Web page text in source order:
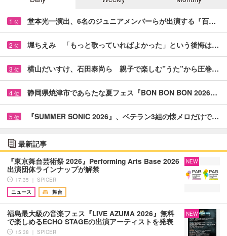
1 位 堂本光一演出、6名のジュニアメンバーらが出演する『百…
2 位 堀ちえみ 「もっと歌っていればよかった」という後悔は…
3 位 横山だいすけ、石田泰尚ら 親子で楽しむ”うた”から圧巻…
4 位 静岡県焼津市であらたな夏フェス『BON BON BON 2026…
5 位 『SUMMER SONIC 2026』、ベテラン3組の懐メロだけで…
最新記事
『東京舞台芸術祭 2026』Performing Arts Base 2026
出演団体ラインナップが解禁
17:35 ｜ SPICER
ニュース
舞台
NEW
福島最大級の音楽フェス『LIVE AZUMA 2026』無料
で楽しめるECHO STAGEの出演アーティストを発表
15:38 ｜ SPICER
NEW